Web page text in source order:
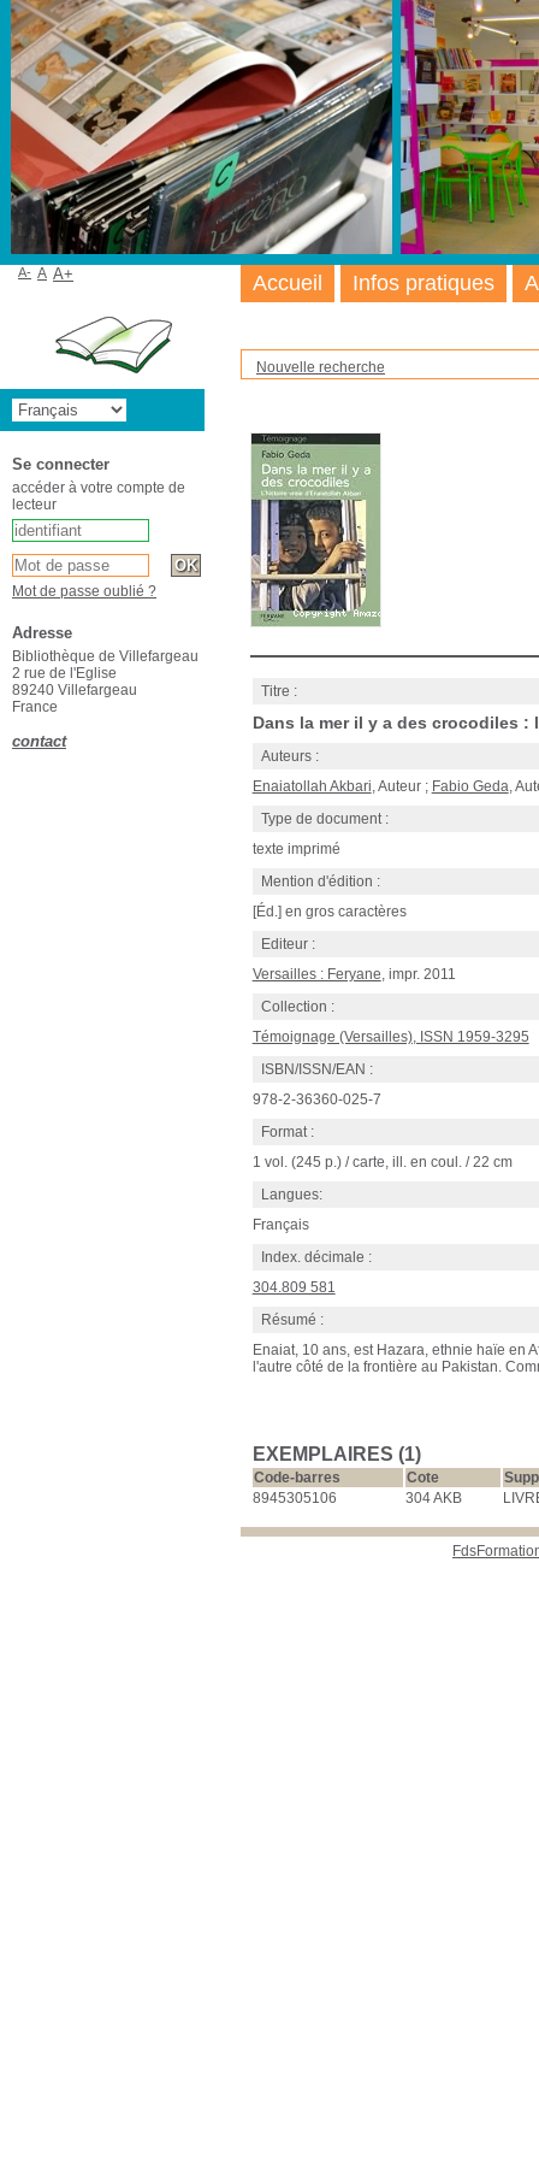
Nouvelle recherche
Titre :
Dans la mer il y a des crocodiles
Auteurs :
Enaiatollah Akbari, Auteur ; Fabio Geda,
Type de document :
texte imprimé
Mention d'édition :
[Éd.] en gros caractères
Editeur :
Versailles : Feryane, impr. 2011
Collection :
Témoignage (Versailles), ISSN 1959-3295
ISBN/ISSN/EAN :
978-2-36360-025-7
Format :
1 vol. (245 p.) / carte, ill. en coul. / 22 cm
Langues:
Français
Index. décimale :
304.809 581
Résumé :
Enaiat, 10 ans, est Hazara, ethnie haïe en
l'autre côté de la frontière au Pakistan.
EXEMPLAIRES (1)
Code-barres Cote
8945305106
304 AKB
Accueil Infos pratiques
A- A A+
Se connecter
accéder à votre compte de
lecteur
Mot de passe oublié ?
Adresse
Bibliothèque de Villefargeau
2 rue de l'Eglise
89240 Villefargeau
France
contact